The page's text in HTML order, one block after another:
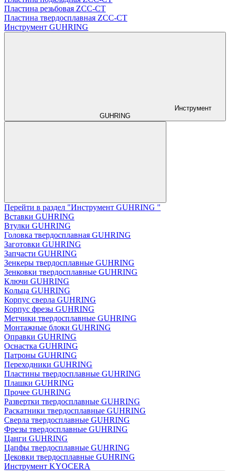
Пластина резьбовая ZCC-CT
Пластина твердосплавная ZCC-CT
Инструмент GUHRING
Инструмент
GUHRING
Перейти в раздел "Инструмент GUHRING "
Вставки GUHRING
Втулки GUHRING
Головка твердосплавная GUHRING
Заготовки GUHRING
Запчасти GUHRING
Зенкеры твердосплавные GUHRING
Зенковки твердосплавные GUHRING
Ключи GUHRING
Кольца GUHRING
Корпус сверла GUHRING
Корпус фрезы GUHRING
Метчики твердосплавные GUHRING
Монтажные блоки GUHRING
Оправки GUHRING
Оснастка GUHRING
Патроны GUHRING
Переходники GUHRING
Пластины твердосплавные GUHRING
Плашки GUHRING
Прочее GUHRING
Развертки твердосплавные GUHRING
Раскатники твердосплавные GUHRING
Сверла твердосплавные GUHRING
Фрезы твердосплавные GUHRING
Цанги GUHRING
Цапфы твердосплавные GUHRING
Цековки твердосплавные GUHRING
Инструмент KYOCERA